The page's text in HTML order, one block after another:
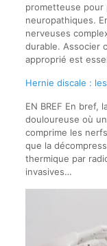
prometteuse pour
neuropathiques.
nerveuses
durable. Associer
approprié est
Hernie discale :
EN BREF En bref,
douloureuse où
comprime les
que la
thermique par
invasives…